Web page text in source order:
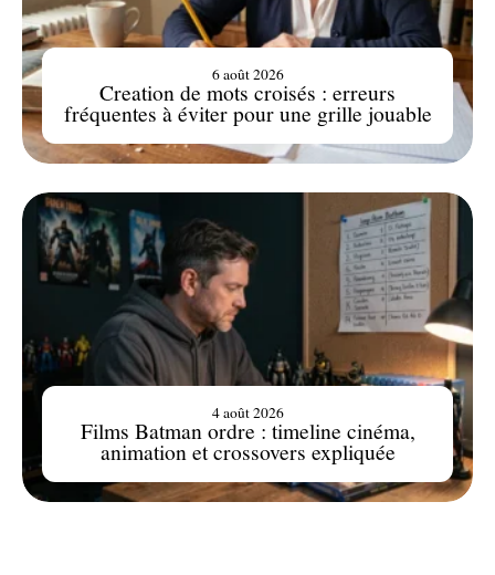
Creation de mots croisés : erreurs
fréquentes à éviter pour une grille jouable
6 août 2026
Films Batman ordre : timeline cinéma,
animation et crossovers expliquée
4 août 2026